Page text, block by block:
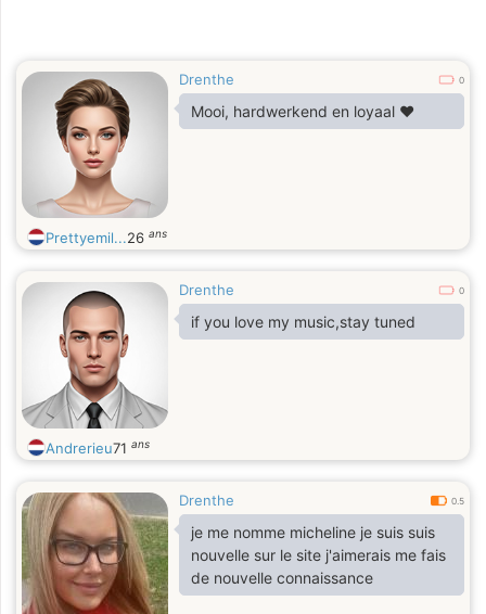
Drenthe 0
Mooi, hardwerkend en loyaal ❤️
Prettyemil...26 ans
Drenthe 0
if you love my music,stay tuned
Andrerieu71 ans
Drenthe 0.5
je me nomme micheline je suis suis
nouvelle sur le site j'aimerais me fais
de nouvelle connaissance